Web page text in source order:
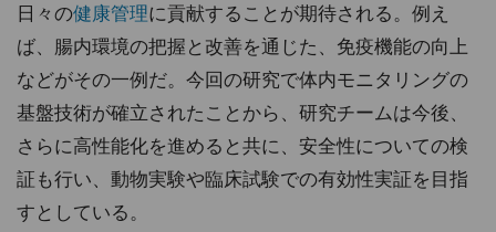
日々の健康管理に貢献することが期待される。例え
ば、腸内環境の把握と改善を通じた、免疫機能の向上
などがその一例だ。今回の研究で体内モニタリングの
基盤技術が確立されたことから、研究チームは今後、
さらに高性能化を進めると共に、安全性についての検
証も行い、動物実験や臨床試験での有効性実証を目指
すとしている。